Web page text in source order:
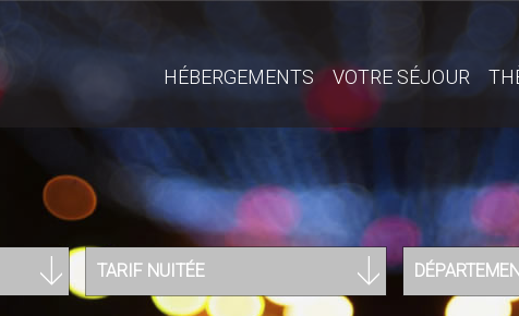
HÉBERGEMENTS VOTRE SÉJOUR
TARIF NUITÉE